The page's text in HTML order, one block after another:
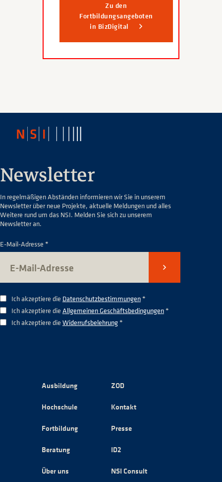
Zu den
Fortbildungsangeboten
in BizDigital
Newsletter
In regelmäßigen Abständen informieren wir Sie in unserem
Newsletter über neue Projekte, aktuelle Meldungen und alles
Weitere rund um das NSI. Melden Sie sich zu unserem
Newsletter an.
E-Mail-Adresse *
Senden
Ich akzeptiere die Datenschutzbestimmungen*
Ich akzeptiere die Allgemeinen Geschäftsbedingungen*
Ich akzeptiere die Widerrufsbelehrung*
Ausbildung
Hochschule
Fortbildung
Beratung
Über uns
ZOD
Kontakt
Presse
ID2
NSI Consult